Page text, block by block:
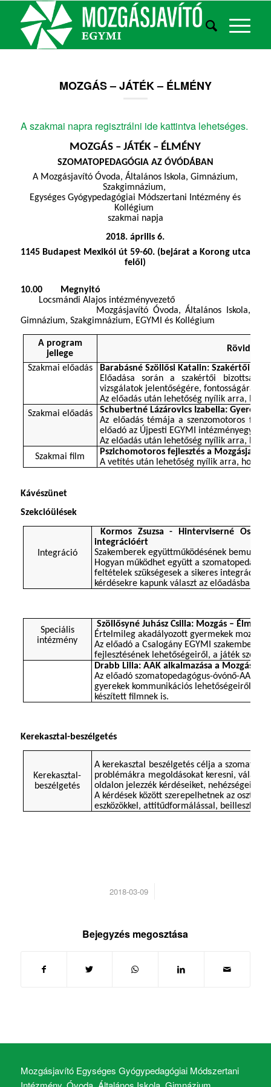
MOZGÁS – JÁTÉK – ÉLMÉNY
A szakmai napra regisztrálni ide kattintva lehetséges.
MOZGÁS – JÁTÉK – ÉLMÉNY
SZOMATOPEDAGÓGIA AZ ÓVÓDÁBAN
A Mozgásjavító Óvoda, Általános Iskola, Gimnázium,
Szakgimnázium,
Egységes Gyógypedagógiai Módszertani Intézmény és
Kollégium
szakmai napja
2018. április 6.
1145 Budapest Mexikói út 59-60. (bejárat a Korong utca
felől)
10.00
Megnyitó
Locsmándi Alajos intézményvezető
​​ ​​ ​​ ​​ ​​ ​​ ​​ ​​ ​​ ​​ ​​​​Mozgásjavító Óvoda, Általános Iskola,
Gimnázium, Szakgimnázium, EGYMI és Kollégium
A program
jellege
Röviden
Szakmai előadás
Barabásné Szöllősi Katalin: Szakértői
Előadása során a szakértői bizottság
vizsgálatok jelentőségére, ​​fontosságára.
Az előadás után lehetőség nyílik arra, hogy
Szakmai előadás
Schubertné Lázárovics Izabella: Gyere,
Az előadás témája a szenzomotoros
előadó az Újpesti EGYMI
Az előadás után lehetőség nyílik arra, hogy
Szakmai film
Pszichomotoros fejlesztés a
A ​​vetítés után lehetőség nyílik arra, hogy
Kávészünet
Szekcióülések
Integráció
Kormos Zsuzsa - Hinterviserné
integrációért​​
Szakemberek ​​együttműködésének
Hogyan működhet együtt a
feltételek szükségesek a sikeres integráció
kérdésekre kapunk választ az előadásba
Speciális
intézmény
​​Szöllősyné Juhász Csilla: Mozgás – Élmény​​
Értelmileg akadályozott gyermekek
Az előadó a Csalogány EGYMI
fejlesztésének
lehetőségeiről, a játék
Drabb Lilla: AAK alkalmazása a
Az előadó szomatopedagógus-óvónő-AAK
gyerekek kommunikációs lehetőségeiről
készített filmnek is.
Kerekasztal-beszélgetés
Kerekasztal-
beszélgetés
​​
A kerekasztal beszélgetés célja a
problémákra megoldásokat keresni,
oldalon jelezzék kérdéseiket,
A kérdések között szerepelhetnek az
eszközökke l, attitűdformálással,
2018-03-09
/
Bejegyzés megosztása
Mozgásjavító Egységes Gyógypedagógiai Módszertani